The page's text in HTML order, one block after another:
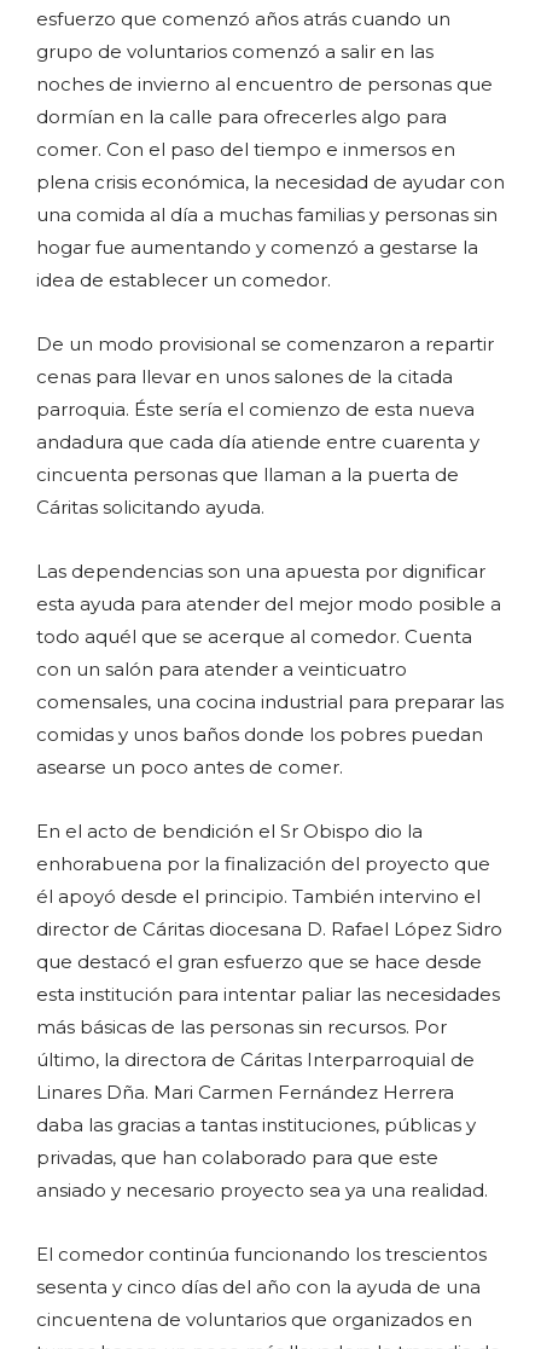
esfuerzo que comenzó años atrás cuando un
grupo de voluntarios comenzó a salir en las
noches de invierno al encuentro de personas que
dormían en la calle para ofrecerles algo para
comer. Con el paso del tiempo e inmersos en
plena crisis económica, la necesidad de ayudar con
una comida al día a muchas familias y personas sin
hogar fue aumentando y comenzó a gestarse la
idea de establecer un comedor.
De un modo provisional se comenzaron a repartir
cenas para llevar en unos salones de la citada
parroquia. Éste sería el comienzo de esta nueva
andadura que cada día atiende entre cuarenta y
cincuenta personas que llaman a la puerta de
Cáritas solicitando ayuda.
Las dependencias son una apuesta por dignificar
esta ayuda para atender del mejor modo posible a
todo aquél que se acerque al comedor. Cuenta
con un salón para atender a veinticuatro
comensales, una cocina industrial para preparar las
comidas y unos baños donde los pobres puedan
asearse un poco antes de comer.
En el acto de bendición el Sr Obispo dio la
enhorabuena por la finalización del proyecto que
él apoyó desde el principio. También intervino el
director de Cáritas diocesana D. Rafael López Sidro
que destacó el gran esfuerzo que se hace desde
esta institución para intentar paliar las necesidades
más básicas de las personas sin recursos. Por
último, la directora de Cáritas Interparroquial de
Linares Dña. Mari Carmen Fernández Herrera
daba las gracias a tantas instituciones, públicas y
privadas, que han colaborado para que este
ansiado y necesario proyecto sea ya una realidad.
El comedor continúa funcionando los trescientos
sesenta y cinco días del año con la ayuda de una
cincuentena de voluntarios que organizados en